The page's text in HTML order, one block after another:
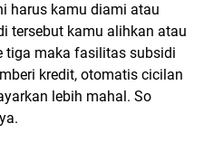
harus kamu diami atau
tersebut kamu alihkan atau
tiga maka fasilitas subsidi
kredit, otomatis cicilan
lebih mahal. So